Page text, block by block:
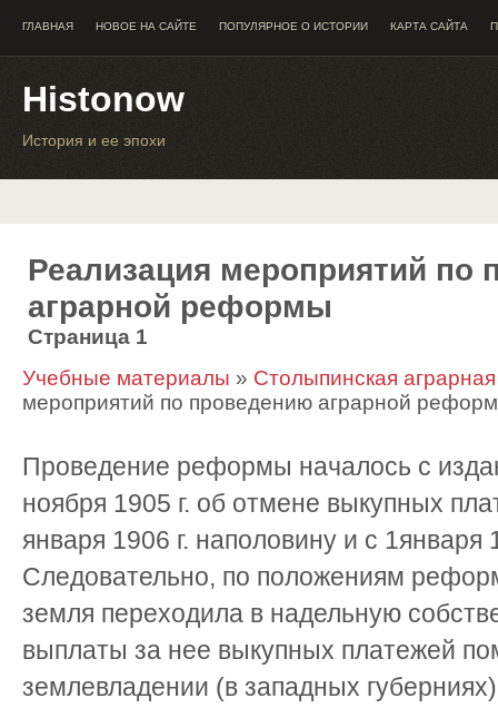
ГЛАВНАЯ НОВОЕ НА САЙТЕ ПОПУЛЯРНОЕ О ИСТОРИИ КАРТА САЙТА
Histonow
История и ее эпохи
Реализация мероприятий по
аграрной реформы
Страница 1
Учебные материалы » Столыпинская
мероприятий по проведению аграрной
Проведение реформы началось с
ноября 1905 г. об отмене выкупных
января 1906 г. наполовину и с 1января
Следовательно, по положениям
земля переходила в надельную
выплаты за нее выкупных платежей
землевладении (в западных